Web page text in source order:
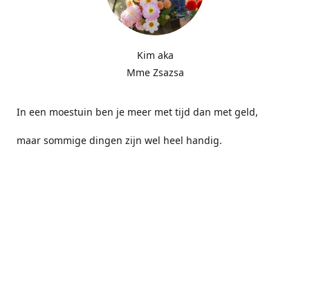
Kim aka
Mme Zsazsa
In een moestuin ben je meer met tijd dan met geld,
maar sommige dingen zijn wel heel handig.